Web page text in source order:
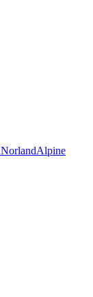
NorlandAlpine